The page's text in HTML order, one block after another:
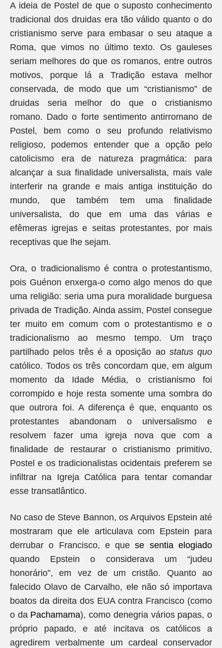
A ideia de Postel de que o suposto conhecimento
tradicional dos druidas era tão válido quanto o do
cristianismo serve para embasar o seu ataque a
Roma, que vimos no último texto. Os gauleses
seriam melhores do que os romanos, entre outros
motivos, porque lá a Tradição estava melhor
conservada, de modo que um “cristianismo” de
druidas seria melhor do que o cristianismo
romano. Dado o forte sentimento antirromano de
Postel, bem como o seu profundo relativismo
religioso, podemos entender que a opção pelo
catolicismo era de natureza pragmática: para
alcançar a sua finalidade universalista, mais vale
interferir na grande e mais antiga instituição do
mundo, que também tem uma finalidade
universalista, do que em uma das várias e
efêmeras igrejas e seitas protestantes, por mais
receptivas que lhe sejam.
Ora, o tradicionalismo é contra o protestantismo,
pois Guénon enxerga-o como algo menos do que
uma religião: seria uma pura moralidade burguesa
privada de Tradição. Ainda assim, Postel consegue
ter muito em comum com o protestantismo e o
tradicionalismo ao mesmo tempo. Um traço
partilhado pelos três é a oposição ao status quo
católico. Todos os três concordam que, em algum
momento da Idade Média, o cristianismo foi
corrompido e hoje resta somente uma sombra do
que outrora foi. A diferença é que, enquanto os
protestantes abandonam o universalismo e
resolvem fazer uma igreja nova que com a
finalidade de restaurar o cristianismo primitivo,
Postel e os tradicionalistas ocidentais preferem se
infiltrar na Igreja Católica para tentar comandar
esse transatlântico.
No caso de Steve Bannon, os Arquivos Epstein até
mostraram que ele articulava com Epstein para
derrubar o Francisco, e quese sentia elogiado
quando Epstein o considerava um “judeu
honorário”, em vez de um cristão. Quanto ao
falecido Olavo de Carvalho, ele não só importava
boatos da direita dos EUA contra Francisco (como
o da Pachamama), como denegria vários papas, o
próprio papado, e até incitava os católicos a
agredirem verbalmente um cardeal conservador